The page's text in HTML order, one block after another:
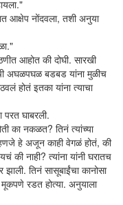
आक्षेप नोंदवला, तशी अनुया
आहोत की दोघी. सारखी
अघळपघळ बडबड यांना मुळीच
होतं इतका यांना त्याचा
परत घाबरली.
का नकळत? तिनं त्यांच्या
हे अजून काही वेगळं होतं, की
की नाही? त्यांना यांनी घरातच
तिनं सासूबाईंचा कानोसा
मूकपणे रडत होत्या. अनुयाला